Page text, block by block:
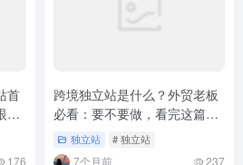
首
就
176
跨境独立站是什么？外贸老板
必看：要不要做，看完这篇就
懂了独立站 # 独立站
7个月前 237